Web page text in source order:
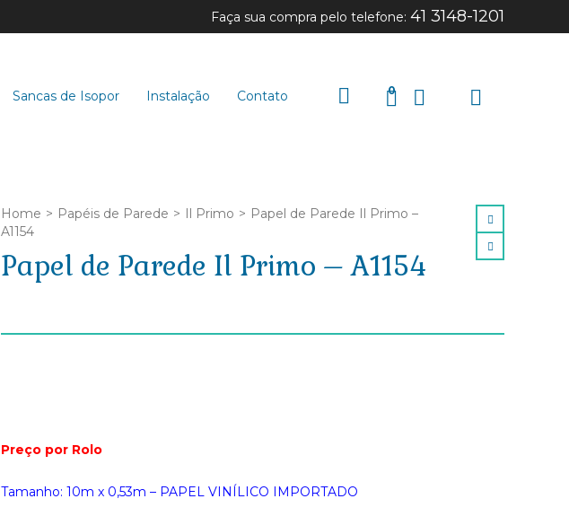
Faça sua compra pelo telefone: 41 3148-1201
Sancas de Isopor Instalação Contato 0
Home > Papéis de Parede > Il Primo > Papel de Parede Il Primo –
A1154
Papel de Parede Il Primo – A1154
Preço por Rolo
Tamanho: 10m x 0,53m – PAPEL VINÍLICO IMPORTADO